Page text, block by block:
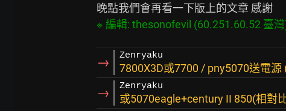
→ Zenryaku
7800X3D或7700 / pny5070送電源
→ Zenryaku
或5070eagle+century II 850(相對